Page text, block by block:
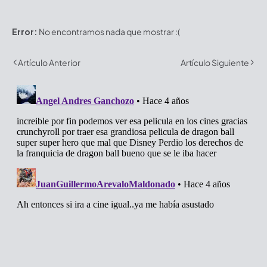
Error: No encontramos nada que mostrar :(
Artículo Anterior Artículo Siguiente